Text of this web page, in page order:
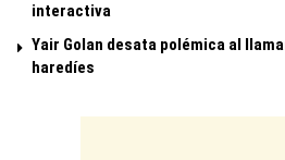
interactiva
Yair Golan desata polémica al
haredíes